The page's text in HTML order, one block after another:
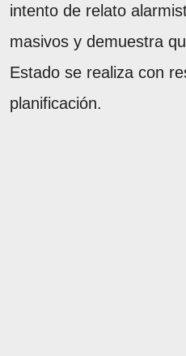
intento de relato
masivos y demuestra
Estado se realiza con
planificación.